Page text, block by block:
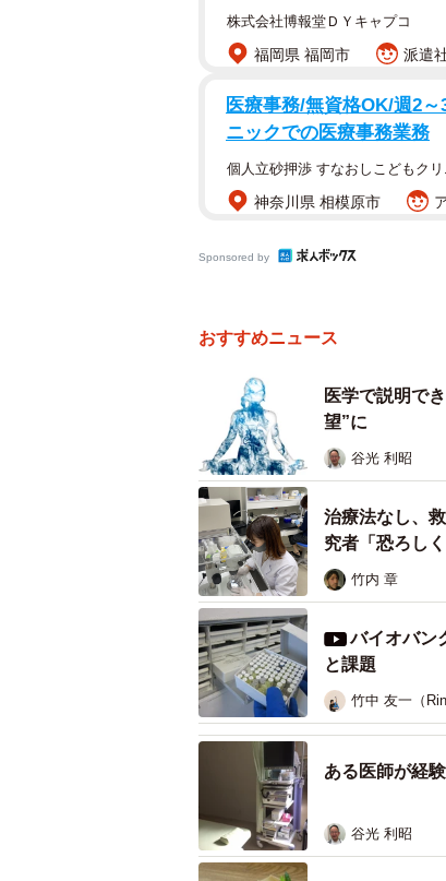
株式会社博報堂ＤＹキャプコ
福岡県 福岡市 派遣
医療事務/無資格OK/週2
ニックでの医療事務業務
個人立砂押渉 すなおしこどもクリ
神奈川県 相模原市
Sponsored by
おすすめニュース
医学で説明で
望”に
谷光 利昭
治療法なし、
究者「恐ろし
竹内 章
バイオバンクって知って
と課題
竹中 友一（
ある医師が経
谷光 利昭